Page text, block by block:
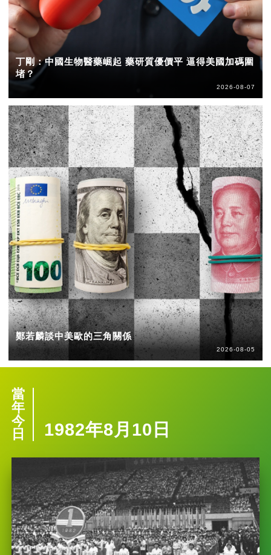
丁剛：中國生物醫藥崛起 藥研質優價平 逼得美國加碼圍
堵？
2026-08-07
鄭若麟談中美歐的三角關係
2026-08-05
當
年
今
日
1982年8月10日